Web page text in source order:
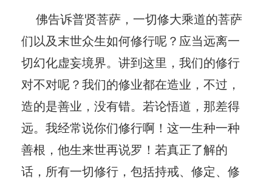
佛告诉普贤菩萨，一切修大乘道的菩萨
们以及末世众生如何修行呢？应当远离一
切幻化虚妄境界。讲到这里，我们的修行
对不对呢？我们的修业都在造业，不过，
造的是善业，没有错。若论悟道，那差得
远。我经常说你们修行啊！这一生种一种
善根，他生来世再说罗！若真正了解的
话，所有一切修行，包括持戒、修定、修